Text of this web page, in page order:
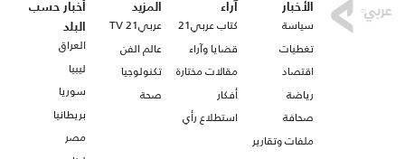
الأخبار
سياسة
تغطيات
اقتصاد
رياضة
صحافة
ملفات وتقارير
آراء
كتاب عربي21
قضايا وآراء
مقالات مختارة
أفكار
استطلاع رأي
المزيد
عربي21 TV
عالم الفن
تكنولوجيا
صحة
أخبار حسب
البلد
العراق
ليبيا
سوريا
بريطانيا
مصر